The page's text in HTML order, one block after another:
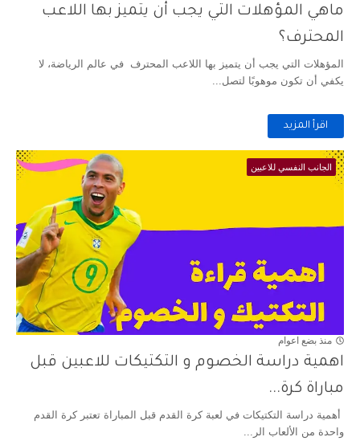
ماهي المؤهلات التي يجب أن يتميز بها اللاعب
المحترف؟
المؤهلات التي يجب أن يتميز بها اللاعب المحترف في عالم الرياضة، لا
يكفي أن تكون موهوبًا لتصل...
اقرأ المزيد
الجانب النفسي للاعبين
منذ بضع اعوام
اهمية دراسة الخصوم و التكتيكات للاعبين قبل
مباراة كرة...
أهمية دراسة التكتيكات في لعبة كرة القدم قبل المباراة تعتبر كرة القدم
واحدة من الألعاب الر...